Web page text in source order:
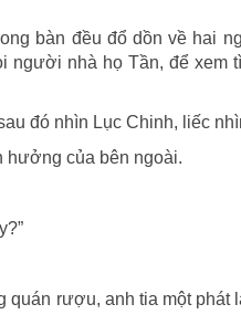
bàn đều đổ dồn về hai
nhà họ Tần, để xem
đó nhìn Lục Chinh, liếc
hưởng của bên ngoài.
quán rượu, anh tia một phát